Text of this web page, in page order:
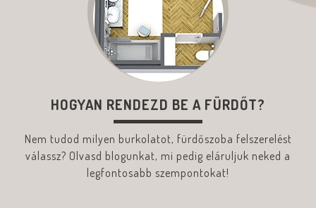
HOGYAN RENDEZD BE A FÜRDŐT?
Nem tudod milyen burkolatot, fürdőszoba felszerelést
válassz? Olvasd blogunkat, mi pedig eláruljuk neked a
legfontosabb szempontokat!